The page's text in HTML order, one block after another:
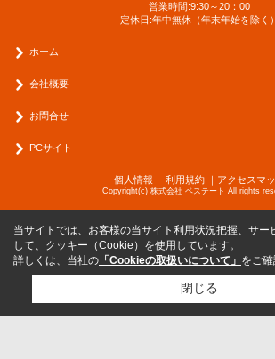
営業時間:9:30～20：00
定休日:年中無休（年末年始を除く）
ホーム
会社概要
お問合せ
PCサイト
個人情報 利用規約｜ アクセスマ
Copyright(c) 株式会社 ベステート All rights
当サイトでは、お客様の当サイト利用状況把握、サー
して、クッキー（Cookie）を使用しています。
詳しくは、当社の 「Cookieの取扱いについて」 をご確
閉じる